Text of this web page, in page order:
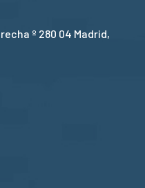
º 280 04 Madrid,